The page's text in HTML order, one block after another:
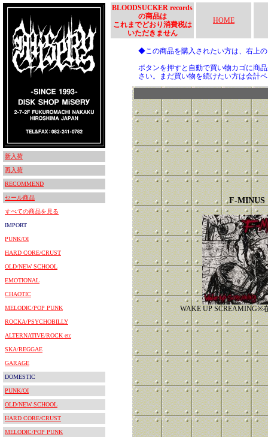
新入荷
再入荷
RECOMMEND
セール商品
すべての商品を見る
IMPORT
PUNK/OI
HARD CORE/CRUST
OLD/NEW SCHOOL
EMOTIONAL
CHAOTIC
MELODIC/POP PUNK
ROCKA/PSYCHOBILLY
ALTERNATIVE/ROCK etc
SKA/REGGAE
GARAGE
DOMESTIC
PUNK/OI
OLD/NEW SCHOOL
HARD CORE/CRUST
MELODIC/POP PUNK
BLOODSUCKER records
の商品は
これまでどおり消費税は
いただきません
HOME
◆この商品を購入されたい方は、右上
ボタンを押すと自動で買い物カゴに商
さい。まだ買い物を続けたい方は会計
F-MINUS
WAKE UP SCREAMING※